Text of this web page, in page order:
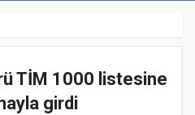
TİM 1000 listesine
girdi